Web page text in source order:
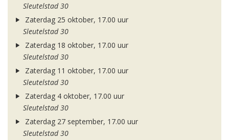
Sleutelstad 30
Zaterdag 25 oktober, 17.00 uur
Sleutelstad 30
Zaterdag 18 oktober, 17.00 uur
Sleutelstad 30
Zaterdag 11 oktober, 17.00 uur
Sleutelstad 30
Zaterdag 4 oktober, 17.00 uur
Sleutelstad 30
Zaterdag 27 september, 17.00 uur
Sleutelstad 30